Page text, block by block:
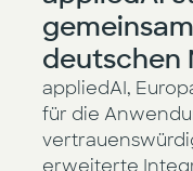
deutschen
appliedAI,
für die
erweiterte